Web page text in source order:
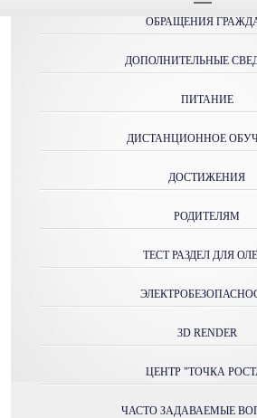
ОБРАЩЕНИЯ
ДОПОЛНИТЕЛЬНЫЕ
ПИТАНИЕ
ДИСТАНЦИОННОЕ
ДОСТИЖЕНИЯ
РОДИТЕЛЯМ
ТЕСТ РАЗДЕЛ ДЛЯ
3D RENDER
ЦЕНТР "ТОЧКА
ЧАСТО ЗАДАВАЕМЫЕ